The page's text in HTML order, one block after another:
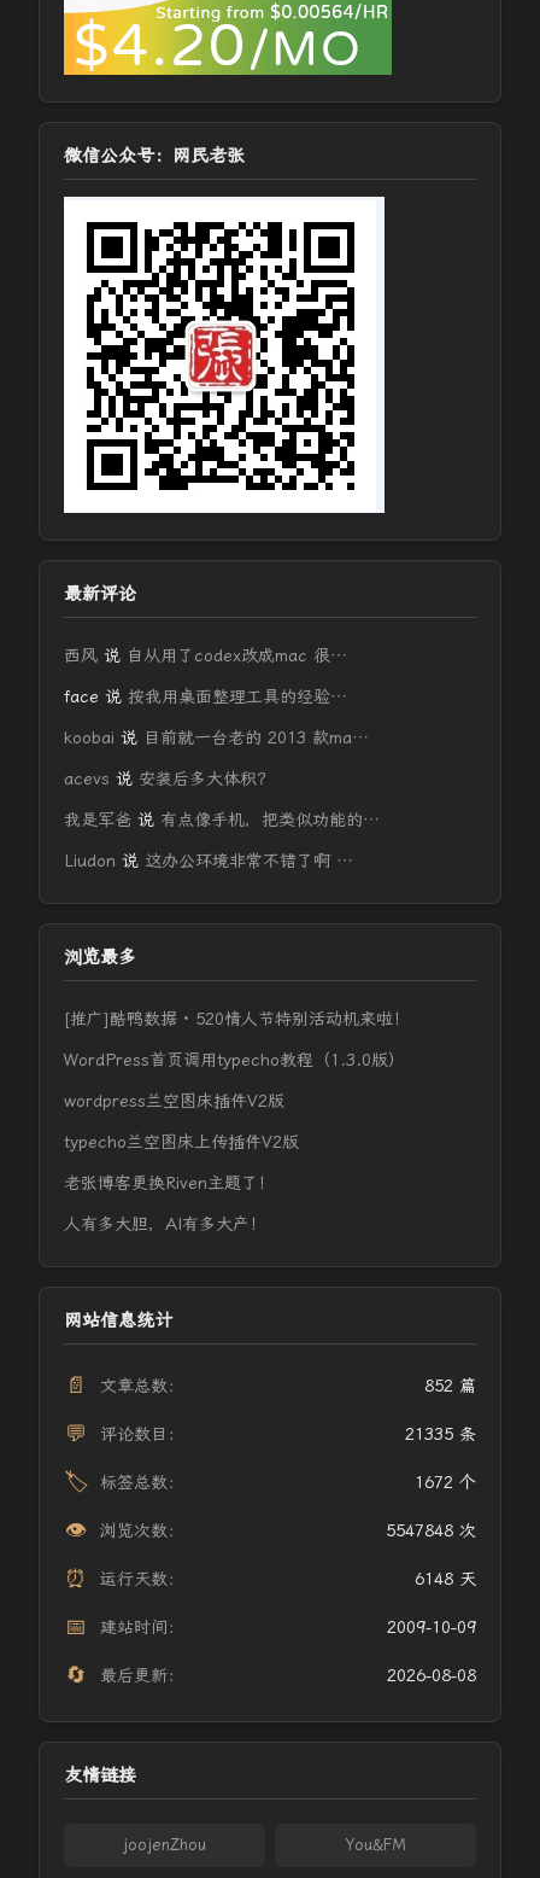
微信公众号：网民老张
最新评论
西风 说 自从用了codex改成mac 很…
face 说 按我用桌面整理工具的经验…
koobai 说 目前就一台老的 2013 款ma…
acevs 说 安装后多大体积？
我是军爸 说 有点像手机，把类似功能的…
Liudon 说 这办公环境非常不错了啊 …
浏览最多
[推广]酷鸭数据 · 520情人节特别活动机来啦！
WordPress首页调用typecho教程（1.3.0版）
wordpress兰空图床插件V2版
typecho兰空图床上传插件V2版
老张博客更换Riven主题了！
人有多大胆，AI有多大产！
网站信息统计
📄 文章总数： 852 篇
💬 评论数目： 21335 条
🏷️ 标签总数： 1672 个
👁️ 浏览次数： 5547848 次
⏰ 运行天数： 6148 天
📅 建站时间： 2009-10-09
🔄 最后更新： 2026-08-08
友情链接
joojenZhou You&FM